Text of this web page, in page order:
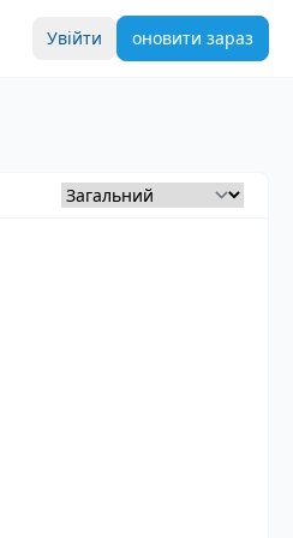
Увійти оновити зараз